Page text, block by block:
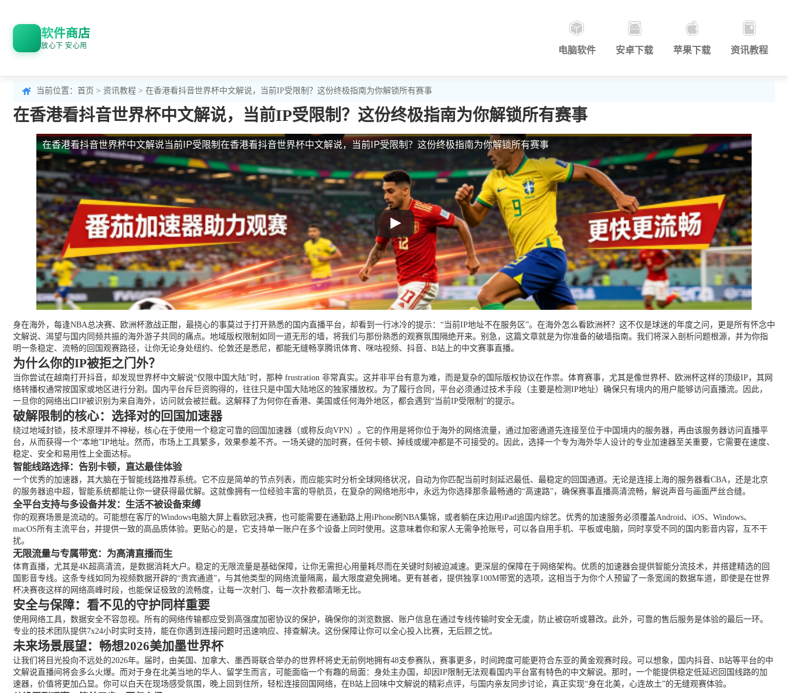
软件商店
放心下 安心用 电脑软件 安卓下载 苹果下载 资讯教程
当前位置： 首页 > 资讯教程 > 在香港看抖音世界杯中文解说，当前IP受限制？这份终极指南为你解锁所有赛事
在香港看抖音世界杯中文解说，当前IP受限制？这份终极指南为你解锁所有赛事
在香港看抖音世界杯中文解说当前IP受限制 在香港看抖音世界杯中文解说，当前IP受限制？这份终极指南为你解锁所有赛事
身在海外，每逢NBA总决赛、欧洲杯激战正酣，最挠心的事莫过于打开熟悉的国内直播平台，却看到一行冰冷的提示：“当前IP地址不在服务区”。在海外怎么看欧洲杯？这不仅是球迷的年度之问，更是所有怀念中
文解说、渴望与国内同频共振的海外游子共同的痛点。地域版权限制如同一道无形的墙，将我们与那份熟悉的观赛氛围隔绝开来。别急，这篇文章就是为你准备的破墙指南。我们将深入剖析问题根源，并为你指
明一条稳定、流畅的回国观赛路径，让你无论身处纽约、伦敦还是悉尼，都能无缝畅享腾讯体育、咪咕视频、抖音、B站上的中文赛事直播。
为什么你的IP被拒之门外？
当你尝试在越南打开抖音，却发现世界杯中文解说“仅限中国大陆”时，那种 frustration 非常真实。这并非平台有意为难，而是复杂的国际版权协议在作祟。体育赛事，尤其是像世界杯、欧洲杯这样的顶级IP，其网
络转播权通常按国家或地区进行分割。国内平台斥巨资购得的，往往只是中国大陆地区的独家播放权。为了履行合同，平台必须通过技术手段（主要是检测IP地址）确保只有境内的用户能够访问直播流。因此，
一旦你的网络出口IP被识别为来自海外，访问就会被拦截。这解释了为何你在香港、美国或任何海外地区，都会遇到“当前IP受限制”的提示。
破解限制的核心：选择对的回国加速器
绕过地域封锁，技术原理并不神秘，核心在于使用一个稳定可靠的回国加速器（或称反向VPN）。它的作用是将你位于海外的网络流量，通过加密通道先连接至位于中国境内的服务器，再由该服务器访问直播平
台，从而获得一个“本地”IP地址。然而，市场上工具繁多，效果参差不齐。一场关键的加时赛，任何卡顿、掉线或缓冲都是不可接受的。因此，选择一个专为海外华人设计的专业加速器至关重要，它需要在速度、
稳定、安全和易用性上全面达标。
智能线路选择：告别卡顿，直达最佳体验
一个优秀的加速器，其大脑在于智能线路推荐系统。它不应是简单的节点列表，而应能实时分析全球网络状况，自动为你匹配当前时刻延迟最低、最稳定的回国通道。无论是连接上海的服务器看CBA，还是北京
的服务器追中超，智能系统都能让你一键获得最优解。这就像拥有一位经验丰富的导航员，在复杂的网络地形中，永远为你选择那条最畅通的“高速路”，确保赛事直播高清流畅，解说声音与画面严丝合缝。
全平台支持与多设备并发：生活不被设备束缚
你的观赛场景是流动的。可能想在客厅的Windows电脑大屏上看欧冠决赛，也可能需要在通勤路上用iPhone刷NBA集锦，或者躺在床边用iPad追国内综艺。优秀的加速服务必须覆盖Android、iOS、Windows、
macOS所有主流平台，并提供一致的高品质体验。更贴心的是，它支持单一账户在多个设备上同时使用。这意味着你和家人无需争抢账号，可以各自用手机、平板或电脑，同时享受不同的国内影音内容，互不干
扰。
无限流量与专属带宽：为高清直播而生
体育直播，尤其是4K超高清流，是数据消耗大户。稳定的无限流量是基础保障，让你无需担心用量耗尽而在关键时刻被迫减速。更深层的保障在于网络架构。优质的加速器会提供智能分流技术，并搭建精选的回
国影音专线。这条专线如同为视频数据开辟的“贵宾通道”，与其他类型的网络流量隔离，最大限度避免拥堵。更有甚者，提供独享100M带宽的选项，这相当于为你个人预留了一条宽阔的数据车道，即使是在世界
杯决赛夜这样的网络高峰时段，也能保证极致的流畅度，让每一次射门、每一次扑救都清晰无比。
安全与保障：看不见的守护同样重要
使用网络工具，数据安全不容忽视。所有的网络传输都应受到高强度加密协议的保护，确保你的浏览数据、账户信息在通过专线传输时安全无虞，防止被窃听或篡改。此外，可靠的售后服务是体验的最后一环。
专业的技术团队提供7x24小时实时支持，能在你遇到连接问题时迅速响应、排查解决。这份保障让你可以全心投入比赛，无后顾之忧。
未来场景展望：畅想2026美加墨世界杯
让我们将目光投向不远处的2026年。届时，由美国、加拿大、墨西哥联合举办的世界杯将史无前例地拥有48支参赛队，赛事更多，时间跨度可能更符合东亚的黄金观赛时段。可以想象，国内抖音、B站等平台的中
文解说直播间将会多么火爆。而对于身在北美当地的华人、留学生而言，可能面临一个有趣的局面：身处主办国，却因IP限制无法观看国内平台富有特色的中文解说。那时，一个能提供稳定低延迟回国线路的加
速器，价值将更加凸显。你可以白天在现场感受氛围，晚上回到住所，轻松连接回国网络，在B站上回味中文解说的精彩点评，与国内亲友同步讨论，真正实现“身在北美，心连故土”的无缝观赛体验。